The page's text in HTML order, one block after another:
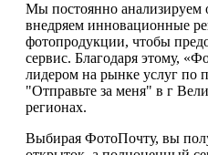
Мы постоянно анализируем
внедряем инновационные
фотопродукции, чтобы
сервис. Благодаря этому,
лидером на рынке услуг по
"Отправьте за меня" в г
регионах.
Выбирая ФотоПочту, вы